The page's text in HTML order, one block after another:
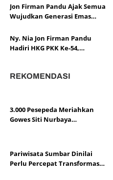
DPR RI
Jon Firman Pandu Ajak Semua
Wujudkan Generasi Emas
Ny. Nia Jon Firman Pandu
Hadiri HKG PKK Ke-54,
REKOMENDASI
3.000 Pesepeda Meriahkan
Gowes Siti Nurbaya
Pariwisata Sumbar Dinilai
Perlu Percepat Transformasi